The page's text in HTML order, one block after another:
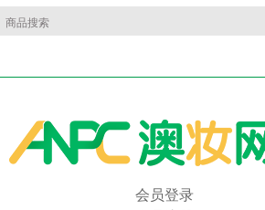
会员登录